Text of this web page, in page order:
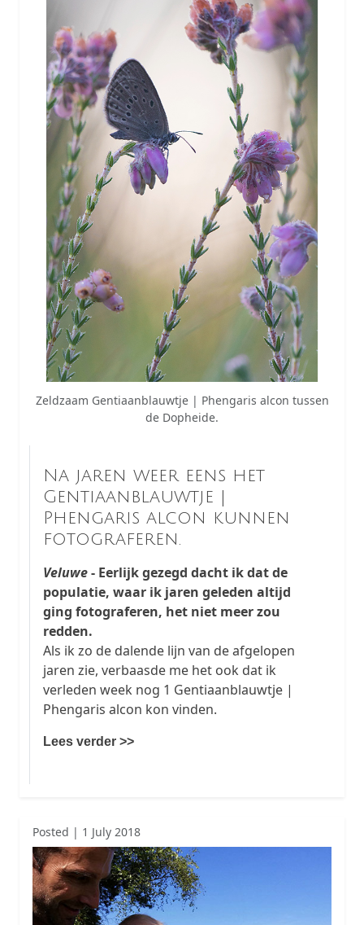
Zeldzaam Gentiaanblauwtje | Phengaris alcon tussen
de Dopheide.
Na jaren weer eens het
Gentiaanblauwtje |
Phengaris alcon kunnen
fotograferen.
Veluwe- Eerlijk gezegd dacht ik dat de
populatie, waar ik jaren geleden altijd
ging fotograferen, het niet meer zou
redden.
Als ik zo de dalende lijn van de afgelopen
jaren zie, verbaasde me het ook dat ik
verleden week nog 1 Gentiaanblauwtje |
Phengaris alcon kon vinden.
Lees verder >>
Posted | 1 July 2018